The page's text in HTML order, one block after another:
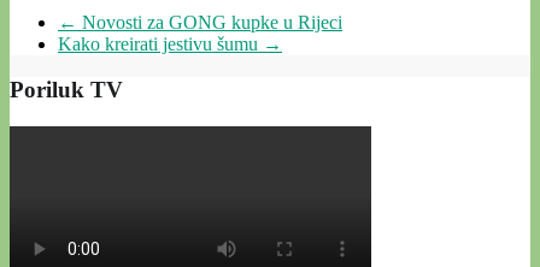
← Novosti za GONG kupke u Rijeci
Kako kreirati jestivu šumu →
Poriluk TV